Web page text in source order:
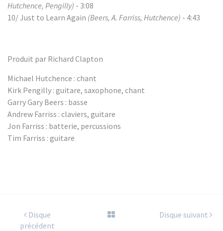
Hutchence, Pengilly) - 3:08
10/ Just to Learn Again (Beers, A. Farriss, Hutchence) - 4:43
Produit par Richard Clapton
Michael Hutchence : chant
Kirk Pengilly : guitare, saxophone, chant
Garry Gary Beers : basse
Andrew Farriss : claviers, guitare
Jon Farriss : batterie, percussions
Tim Farriss : guitare
Disque
précédent
Disque suivant